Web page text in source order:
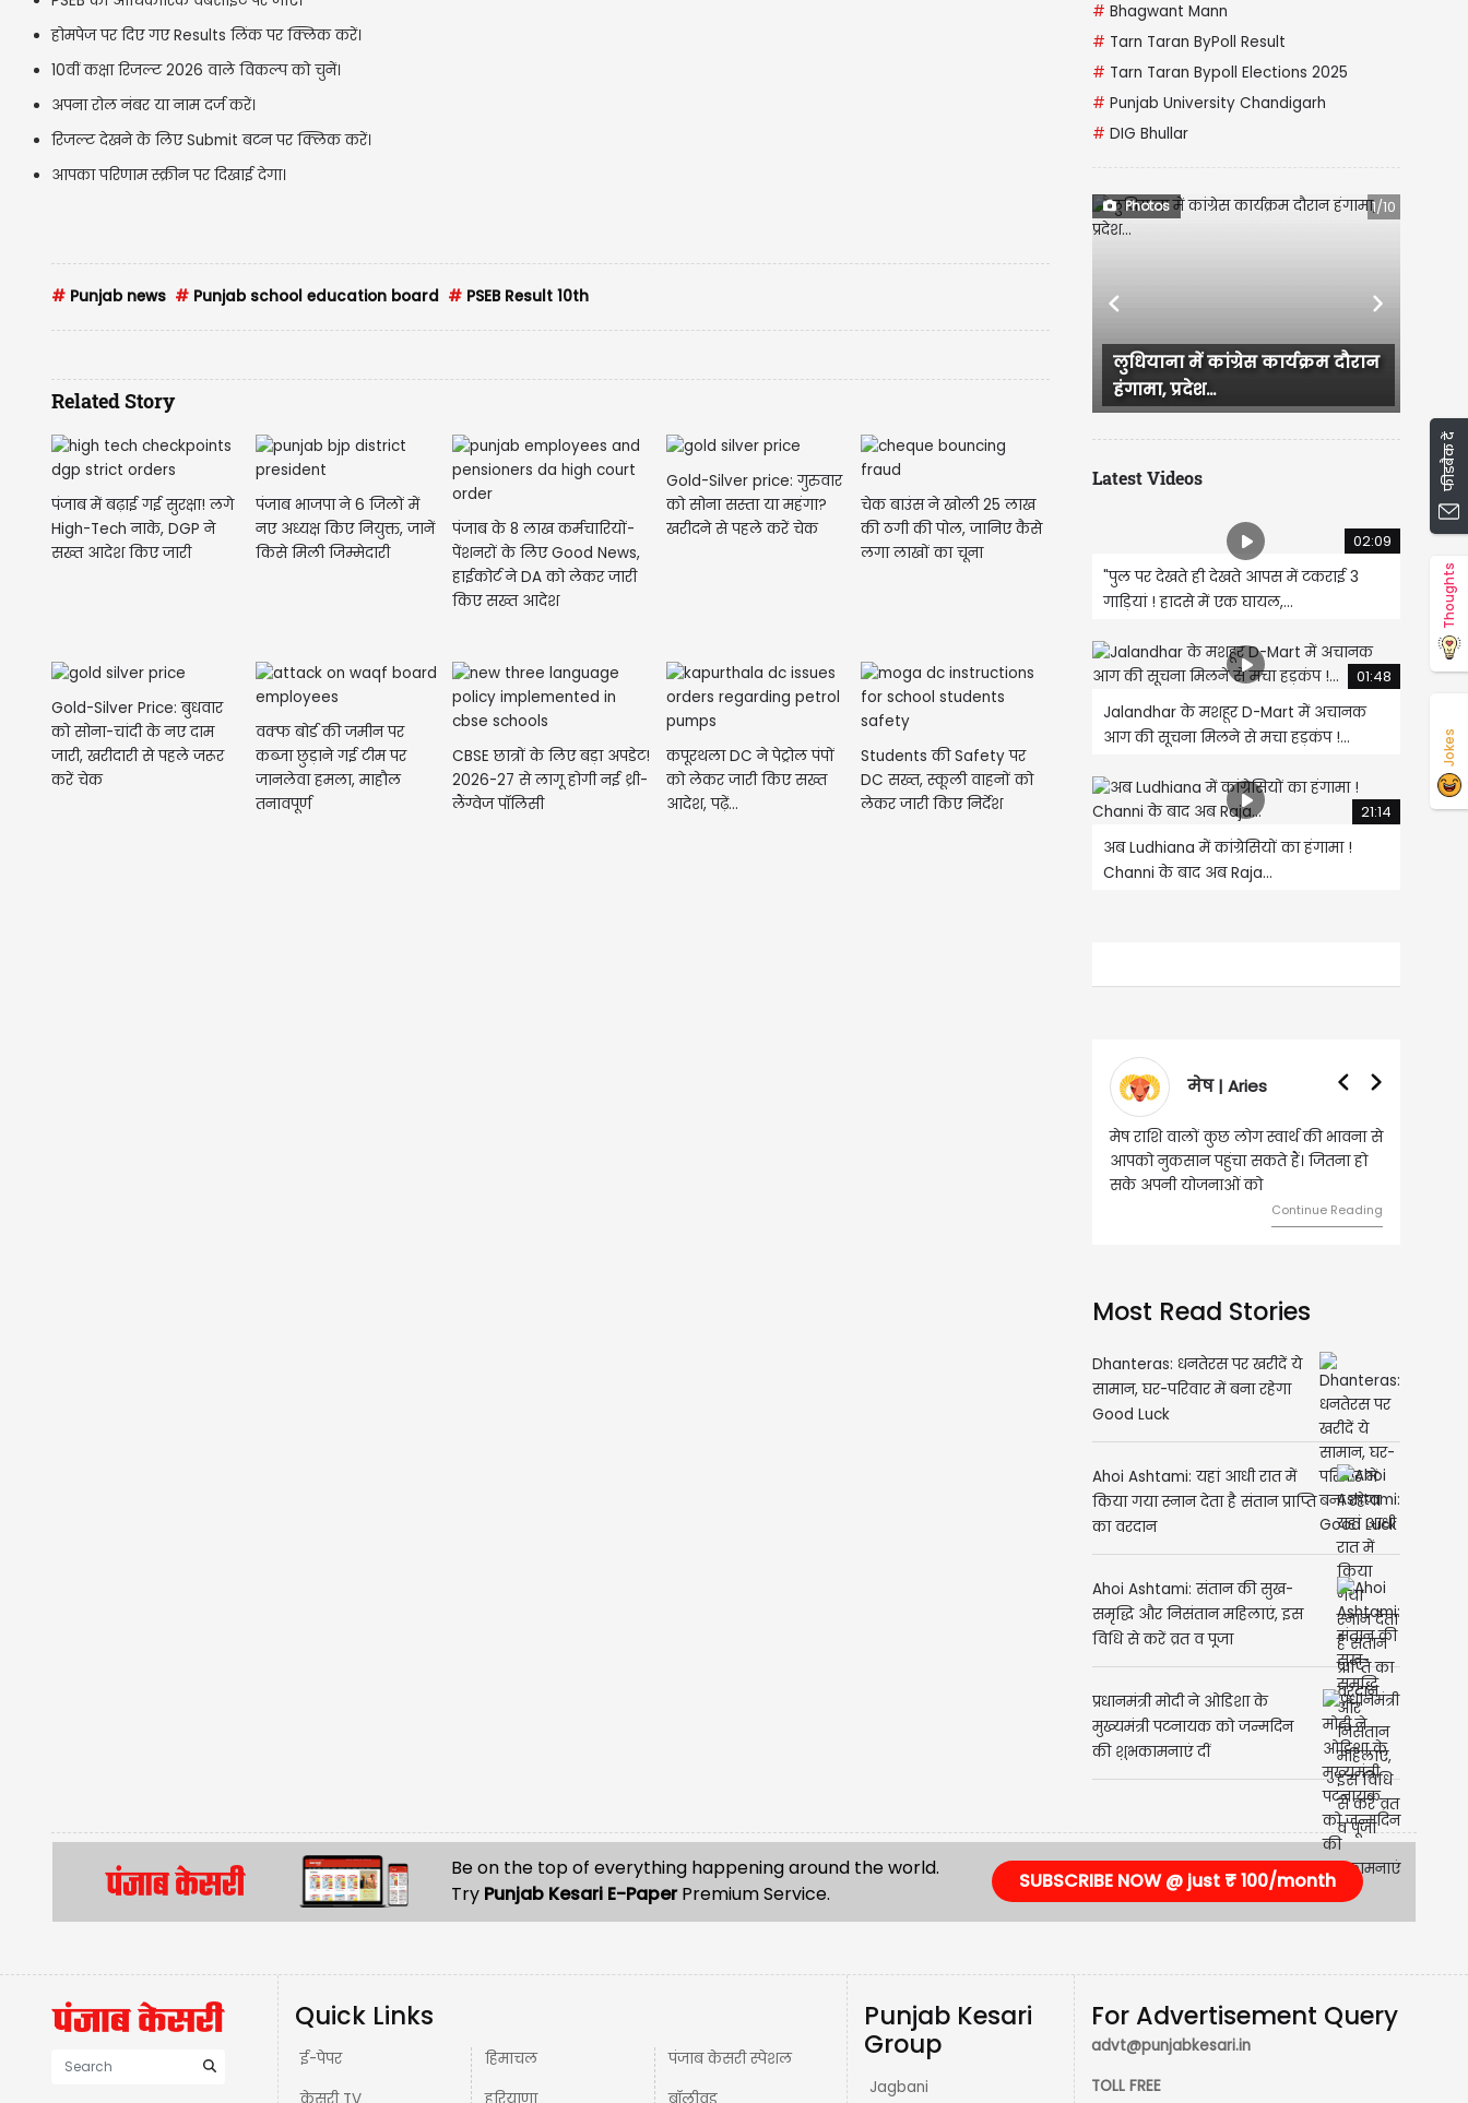
होमपेज पर दिए गए Results लिंक पर क्लिक करें।
10वीं कक्षा रिजल्ट 2026 वाले विकल्प को चुनें।
अपना रोल नंबर या नाम दर्ज करें।
रिजल्ट देखने के लिए Submit बटन पर क्लिक करें।
आपका परिणाम स्क्रीन पर दिखाई देगा।
# Punjab news # Punjab school education board # PSEB Result 10th
Related Story
पंजाब में बढ़ाई गई सुरक्षा! लगे
High-Tech नाके, DGP ने
सख्त आदेश किए जारी
पंजाब भाजपा ने 6 जिलों में
नए अध्यक्ष किए नियुक्त, जानें
किसे मिली जिम्मेदारी
पंजाब के 8 लाख कर्मचारियों-
पेंशनरों के लिए Good News,
हाईकोर्ट ने DA को लेकर जारी
किए सख्त आदेश
Gold-Silver price: गुरुवार
को सोना सस्ता या महंगा?
खरीदने से पहले करें चेक
चेक बाउंस ने खोली 25 लाख
की ठगी की पोल, जानिए कैसे
लगा लाखों का चूना
Gold-Silver Price: बुधवार
को सोना-चांदी के नए दाम
जारी, खरीदारी से पहले जरूर
करें चेक
वक्फ बोर्ड की जमीन पर
कब्जा छुड़ाने गई टीम पर
जानलेवा हमला, माहौल
तनावपूर्ण
CBSE छात्रों के लिए बड़ा अपडेट!
2026-27 से लागू होगी नई थ्री-
लैंग्वेज पॉलिसी
कपूरथला DC ने पेट्रोल पंपों
को लेकर जारी किए सख्त
आदेश, पढ़ें...
Students की Safety पर
DC सख्त, स्कूली वाहनों को
लेकर जारी किए निर्देश
# Bhagwant Mann
# Tarn Taran ByPoll Result
# Tarn Taran Bypoll Elections 2025
# Punjab University Chandigarh
# DIG Bhullar
Photos 1/10
लुधियाना में कांग्रेस कार्यक्रम दौरान
Ludhiana में आज सुबह बारिश हुई
जिसके बाद कई इलाके जलमग्न हो...
Previous Next
Latest Videos
02:09
"पुल पर देखते ही देखते आपस में टकराई 3
गाड़ियां ! हादसे में एक घायल,...
01:48
Jalandhar के मशहूर D-Mart में अचानक
आग की सूचना मिलने से मचा हड़कंप !...
21:14
अब Ludhiana में कांग्रेसियों का हंगामा !
Channi के बाद अब Raja...
मेष राशि वालों कुछ लोग स्वार्थ की भावना से
आपको नुकसान पहुंचा सकते हैं। जितना हो
वृषभ | Taurus
वृष राशि वालों आय के स्त्रोत बढ़ने से रुके
हुए कार्यों में गति आएगी। युवा वर्ग भविष्य
को लेकर ज्यादा फोकस रहेंगे।
Continue Reading
Most Read Stories
Dhanteras: धनतेरस पर खरीदें ये
सामान, घर-परिवार में बना रहेगा
Good Luck
Ahoi Ashtami: यहां आधी रात में
किया गया स्नान देता है संतान प्राप्ति
का वरदान
Ahoi Ashtami: संतान की सुख-
समृद्धि और निसंतान महिलाएं, इस
विधि से करें व्रत व पूजा
प्रधानमंत्री मोदी ने ओडिशा के
मुख्यमंत्री पटनायक को जन्मदिन
की शुभकामनाएं दीं
Be on the top of everything happening around the world.
Try Punjab Kesari E-PaperPremium Service.
SUBSCRIBE NOW @ just ₹ 100/month
Quick Links
ई-पेपर
हिमाचल
पंजाब केसरी स्पेशल
Punjab Kesari
Group
Jagbani
For Advertisement Query
advt@punjabkesari.in
TOLL FREE
फीडबैक दें
Thoughts
Jokes